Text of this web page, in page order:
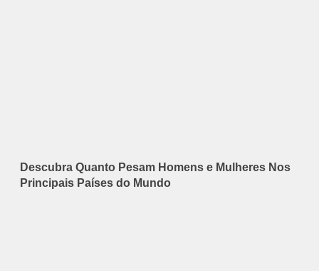
Descubra Quanto Pesam Homens e Mulheres Nos
Principais Países do Mundo